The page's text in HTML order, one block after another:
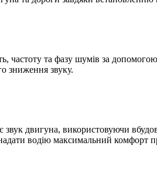
частоту та фазу шумів за
зниження звуку.
двигуна, використовуючи
водію максимальний комфорт